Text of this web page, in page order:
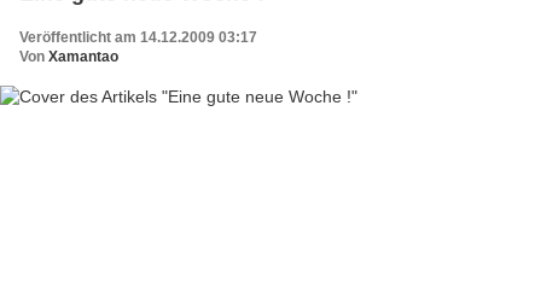
Veröffentlicht am 14.12.2009 03:17
Von Xamantao